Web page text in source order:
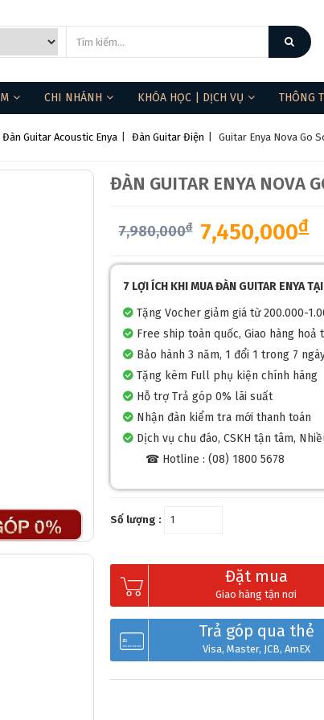
CHI NHÁNH KHÓA HỌC | DỊCH VỤ THÔNG
Đàn Guitar Acoustic Enya Đàn Guitar Điện Guitar Enya Nova Go
ĐÀN GUITAR ENYA NOVA
7,980,000đ 7,450,000đ
7 LỢI ÍCH KHI MUA ĐÀN GUITAR ENYA
Tặng Vocher giảm giá từ 200.000-
Free ship toàn quốc, Giao hàng hoả
Bảo hành 3 năm, 1 đổi 1 trong 7
Tặng kèm Full phụ kiện chính hãng
Hỗ trợ Trả góp 0% lãi suất
Nhận đàn kiểm tra mới thanh toán
Dịch vụ chu đáo, CSKH tận tâm,
☎ Hotline : (08) 1800 5678
Số lượng :
Đặt mua
Giao hàng tận nơi
Trả góp qua thẻ
Visa, Master, JCB, AmEX